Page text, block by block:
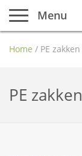
Menu
Home / PE zakken
PE zakken